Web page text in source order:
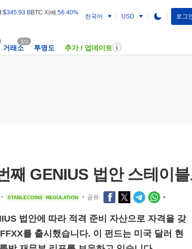
$345.93 BBTC 지배:56.40%
한국어 USD 로그
거래소
373
투명도 추가 / 업데이트
째 GENIUS 법안 스테이
• STABLECOINS REGULATION • 공유: •
법안에 따라 적격 준비 자산으로 자격을 갖
를 출시했습니다. 이 펀드는 미국 달러 현